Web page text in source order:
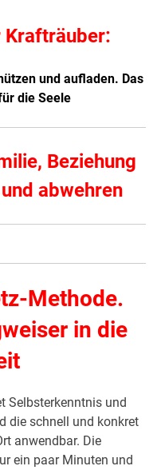
Krafträuber:
und aufladen. Das
die Seele
Beziehung
abwehren
Methode.
in die
Selbsterkenntnis und
die schnell und konkret
anwendbar. Die
ein paar Minuten und